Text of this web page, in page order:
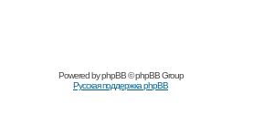
Powered byphpBB© phpBB Group
Русская поддержка phpBB